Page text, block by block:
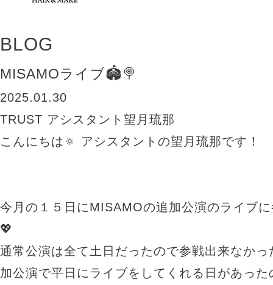
BLOG
MISAMOライブ🏟️🍭
2025.01.30
TRUST アシスタント望月琉那
こんにちは🔅 アシスタントの望月琉那です！
今月の１５日にMISAMOの追加公演のライブ
💖
通常公演は全て土日だったので参戦出来なか
加公演で平日にライブをしてくれる日があっ